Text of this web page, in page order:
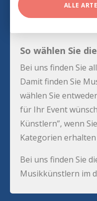
ALLE
So wählen Sie
Bei uns finden Sie
Damit finden Sie
wählen Sie
für Ihr Event
Künstlern”, wenn
Kategorien
Bei uns finden Sie
Musikkünstlern im